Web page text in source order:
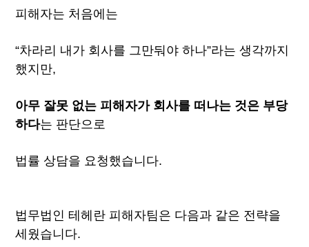
피해자는 처음에는
“차라리 내가 회사를 그만둬야 하나”라는 생각까지
했지만,
아무 잘못 없는 피해자가 회사를 떠나는 것은 부당
하다는 판단으로
법률 상담을 요청했습니다.
법무법인 테헤란 피해자팀은 다음과 같은 전략을
세웠습니다.